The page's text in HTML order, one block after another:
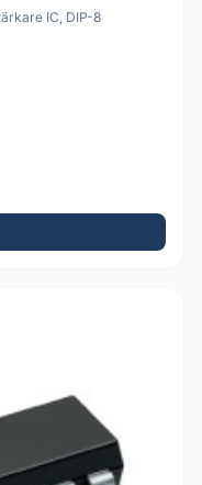
IC, DIP-8